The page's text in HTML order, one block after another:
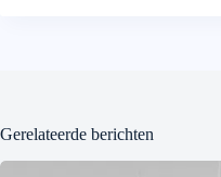
Gerelateerde berichten